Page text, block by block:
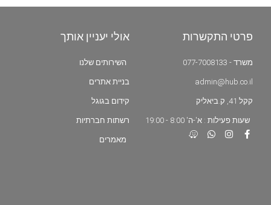
פרטי התקשרות
משרד - 077-7008133
admin@hub.co.il
קקל 41, ק.ביאליק
שעות פעילות : א'-ה' 8:00 - 19:00
אולי יעניין אותך
השירותים שלנו
בניית אתרים
קידום בגוגל
רשתות חברתיות
מאמרים